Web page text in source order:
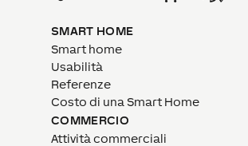
SMART HOME
Smart home
Usabilità
Referenze
Costo di una Smart Home
COMMERCIO
Attività commerciali